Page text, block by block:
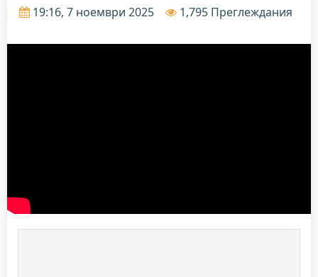
19:16, 7 ноември 2025 1,795 Преглеждания